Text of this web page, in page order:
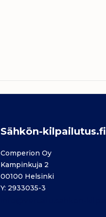
Sähkön-kilpailutus.fi
Comperion Oy
Kampinkuja 2
00100 Helsinki
Y: 2933035-3